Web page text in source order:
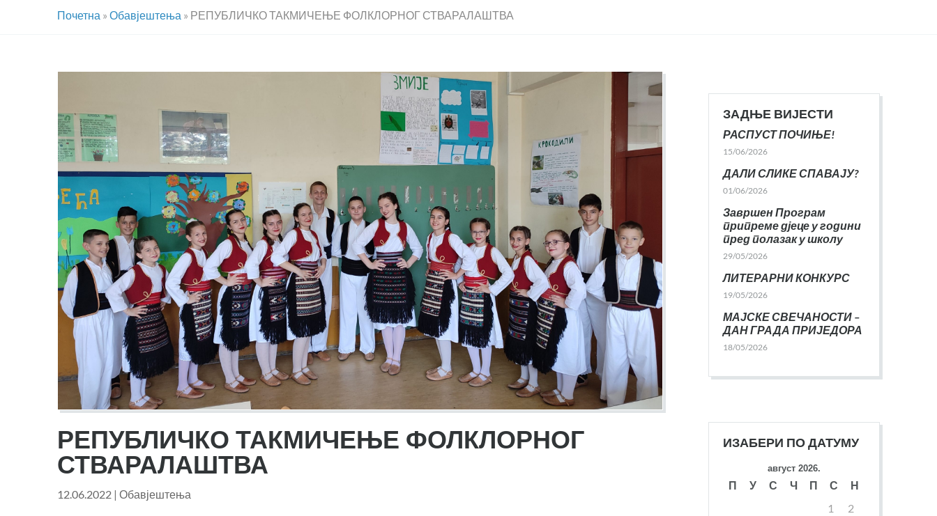
Почетна » Обавјештења » РЕПУБЛИЧКО ТАКМИЧЕЊЕ ФОЛКЛОРНОГ СТВАРАЛАШТВА
РЕПУБЛИЧКО ТАКМИЧЕЊЕ ФОЛКЛОРНОГ
СТВАРАЛАШТВА
12.06.2022 | Обавјештења
ЗАДЊЕ ВИЈЕСТИ
РАСПУСТ ПОЧИЊЕ!
15/06/2026
ДАЛИ СЛИКЕ СПАВАЈУ?
01/06/2026
Завршен Програм
припреме дјеце у години
пред полазак у школу
29/05/2026
ЛИТЕРАРНИ КОНКУРС
19/05/2026
МАЈСКЕ СВЕЧАНОСТИ –
ДАН ГРАДА ПРИЈЕДОРА
18/05/2026
ИЗАБЕРИ ПО ДАТУМУ
август 2026.
П У С Ч П С
Н
1
2